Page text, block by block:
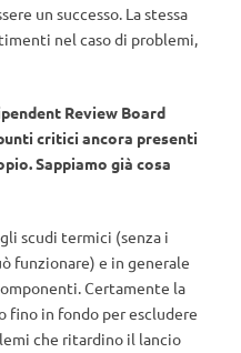
un successo. La stessa
nel caso di problemi,
Review Board
critici ancora presenti
Sappiamo già cosa
scudi termici (senza i
funzionare) e in generale
Certamente la
fino in fondo per escludere
che ritardino il lancio